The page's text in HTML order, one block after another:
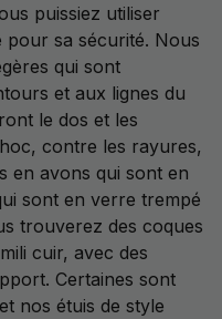
puissiez utiliser
sa sécurité. Nous
qui sont
et aux lignes du
le dos et les
contre les rayures,
en avons qui sont en
sont en verre trempé
trouverez des coques
cuir, avec des
Certaines sont
nos étuis de style